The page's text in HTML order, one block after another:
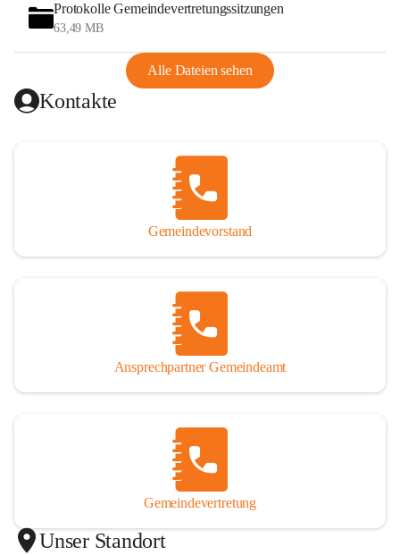
Protokolle Gemeindevertretungssitzungen
63,49 MB
Alle Dateien sehen
Kontakte
Gemeindevorstand
Ansprechpartner Gemeindeamt
Gemeindevertretung
Unser Standort